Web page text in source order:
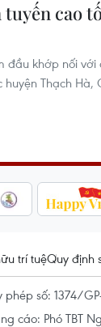
cao
khớp nối
Thạch Hà,
trí tuệQuy định
phép số: 1374/
cáo: Phó TBT